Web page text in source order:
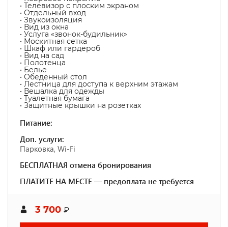
• Телевизор с плоским экраном
• Отдельный вход
• Звукоизоляция
• Вид из окна
• Услуга «звонок-будильник»
• Москитная сетка
• Шкаф или гардероб
• Вид на сад
• Полотенца
• Белье
• Обеденный стол
• Лестница для доступа к верхним этажам
• Вешалка для одежды
• Туалетная бумага
• Защитные крышки на розетках
Питание:
Доп. услуги:
Парковка, Wi-Fi
БЕСПЛАТНАЯ отмена бронирования
ПЛАТИТЕ НА МЕСТЕ — предоплата не требуется
3 700 ₽